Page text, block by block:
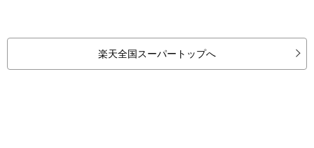
楽天全国スーパートップへ